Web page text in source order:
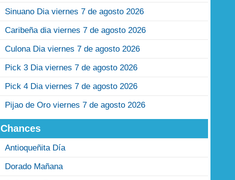
Sinuano Dia viernes 7 de agosto 2026
Caribeña dia viernes 7 de agosto 2026
Culona Dia viernes 7 de agosto 2026
Pick 3 Dia viernes 7 de agosto 2026
Pick 4 Dia viernes 7 de agosto 2026
Pijao de Oro viernes 7 de agosto 2026
Chances
Antioqueñita Día
Dorado Mañana